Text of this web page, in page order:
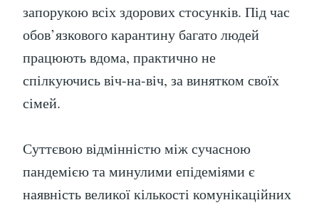
запорукою всіх здорових стосунків. Під час
обов’язкового карантину багато людей
працюють вдома, практично не
спілкуючись віч-на-віч, за винятком своїх
сімей.
Суттєвою відмінністю між сучасною
пандемією та минулими епідеміями є
наявність великої кількості комунікаційних